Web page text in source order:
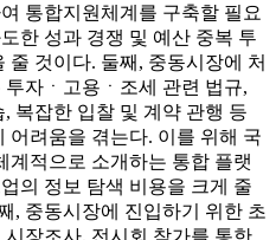
통합지원체계를 구축할 필요
한 성과 경쟁 및 예산 중복 투
줄 것이다. 둘째, 중동시장에 처
자ㆍ고용ㆍ조세 관련 법규,
복잡한 입찰 및 계약 관행 등
어려움을 겪는다. 이를 위해 국
계적으로 소개하는 통합 플랫
의 정보 탐색 비용을 크게 줄
, 중동시장에 진입하기 위한 초
장조사, 전시회 참가를 통한